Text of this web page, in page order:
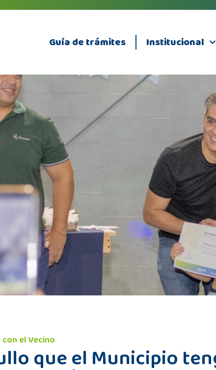
Guía de trámites Institucional
el Vecino
que el Municipio